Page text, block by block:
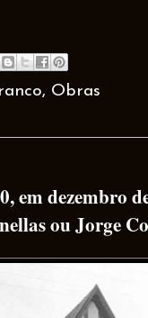
, Obras
em dezembro
ou Jorge